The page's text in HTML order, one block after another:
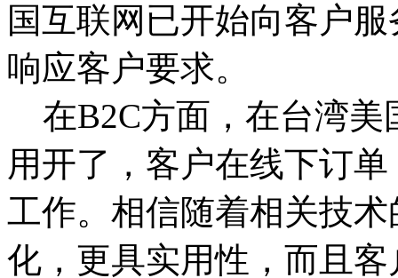
国互联网已开始向客户
响应客户要求。
在B2C方面，在台湾美
用开了，客户在线下订
工作。相信随着相关技
化，更具实用性，而且